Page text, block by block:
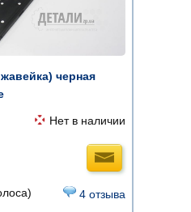
черная
Нет в наличии
4 отзыва